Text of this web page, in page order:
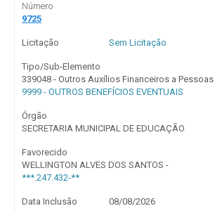
Número
9725
Licitação Sem Licitação
Tipo/Sub-Elemento
339048 - Outros Auxílios Financeiros a
9999 - OUTROS BENEFÍCIOS EVENTUAIS
Órgão
SECRETARIA MUNICIPAL DE EDUCAÇÃO
Favorecido
WELLINGTON ALVES DOS SANTOS -
***.247.432-**
Data Inclusão 08/08/2026